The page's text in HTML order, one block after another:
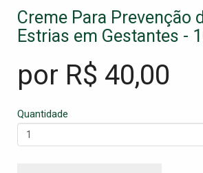
Creme Para Prevenção
Estrias em Gestantes -
por R$ 40,00
Quantidade